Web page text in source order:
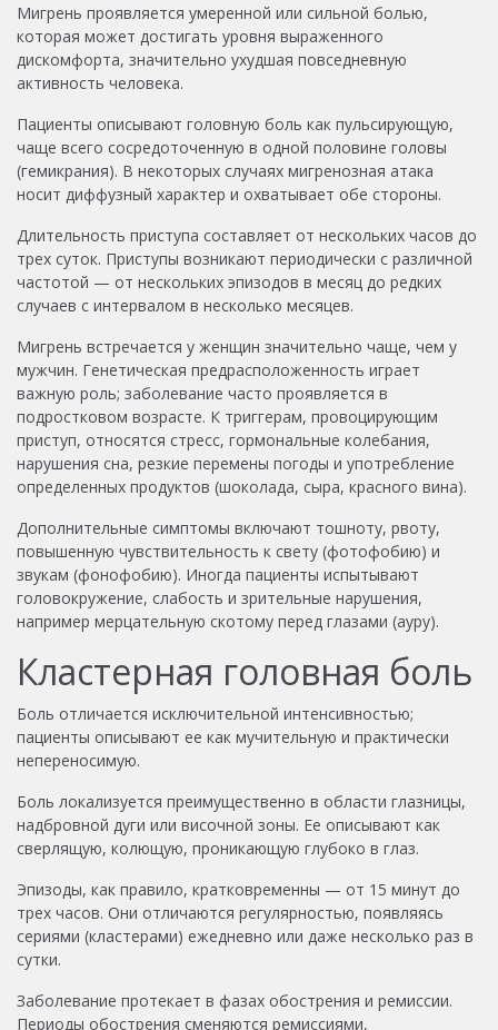
Мигрень проявляется умеренной или сильной болью,
которая может достигать уровня выраженного
дискомфорта, значительно ухудшая повседневную
активность человека.
Пациенты описывают головную боль как пульсирующую,
чаще всего сосредоточенную в одной половине головы
(гемикрания). В некоторых случаях мигренозная атака
носит диффузный характер и охватывает обе стороны.
Длительность приступа составляет от нескольких часов до
трех суток. Приступы возникают периодически с различной
частотой — от нескольких эпизодов в месяц до редких
случаев с интервалом в несколько месяцев.
Мигрень встречается у женщин значительно чаще, чем у
мужчин. Генетическая предрасположенность играет
важную роль; заболевание часто проявляется в
подростковом возрасте. К триггерам, провоцирующим
приступ, относятся стресс, гормональные колебания,
нарушения сна, резкие перемены погоды и употребление
определенных продуктов (шоколада, сыра, красного вина).
Дополнительные симптомы включают тошноту, рвоту,
повышенную чувствительность к свету (фотофобию) и
звукам (фонофобию). Иногда пациенты испытывают
головокружение, слабость и зрительные нарушения,
например мерцательную скотому перед глазами (ауру).
Кластерная головная боль
Боль отличается исключительной интенсивностью;
пациенты описывают ее как мучительную и практически
непереносимую.
Боль локализуется преимущественно в области глазницы,
надбровной дуги или височной зоны. Ее описывают как
сверлящую, колющую, проникающую глубоко в глаз.
Эпизоды, как правило, кратковременны — от 15 минут до
трех часов. Они отличаются регулярностью, появляясь
сериями (кластерами) ежедневно или даже несколько раз в
сутки.
Заболевание протекает в фазах обострения и ремиссии.
Периоды обострения сменяются ремиссиями,